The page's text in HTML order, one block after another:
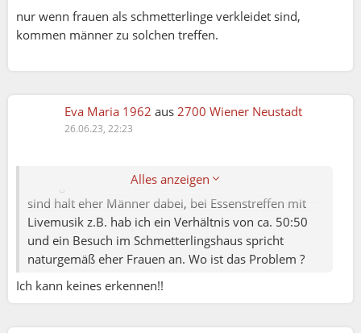
nur wenn frauen als schmetterlinge verkleidet sind,
kommen männer zu solchen treffen.
Eva Maria 1962 aus 2700 Wiener Neustadt
26.06.23, 22:23
Alles anzeigen
eine Menge Menschen von Belang. Bei der Anzahl
von Aufrufen und Beiträgen würde ich mich von
welche Fakten kannst du uns dazu aufbereiten?
Vielen Dank im voraus!
Belang. Bei Motorradtouren oder einem Kartrennen
sind halt eher Männer dabei, bei Essenstreffen mit
Livemusik z.B. hab ich ein Verhältnis von ca. 50:50
und ein Besuch im Schmetterlingshaus spricht
naturgemäß eher Frauen an. Wo ist das Problem ?
Ich kann keines erkennen!!